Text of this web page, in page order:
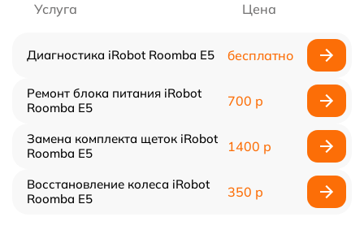
Услуга Цена
Диагностика iRobot Roomba E5 бесплатно
Ремонт блока питания iRobot
Roomba E5
700 р
Замена комплекта щеток iRobot
Roomba E5
1400 р
Восстановление колеса iRobot
Roomba E5
350 р